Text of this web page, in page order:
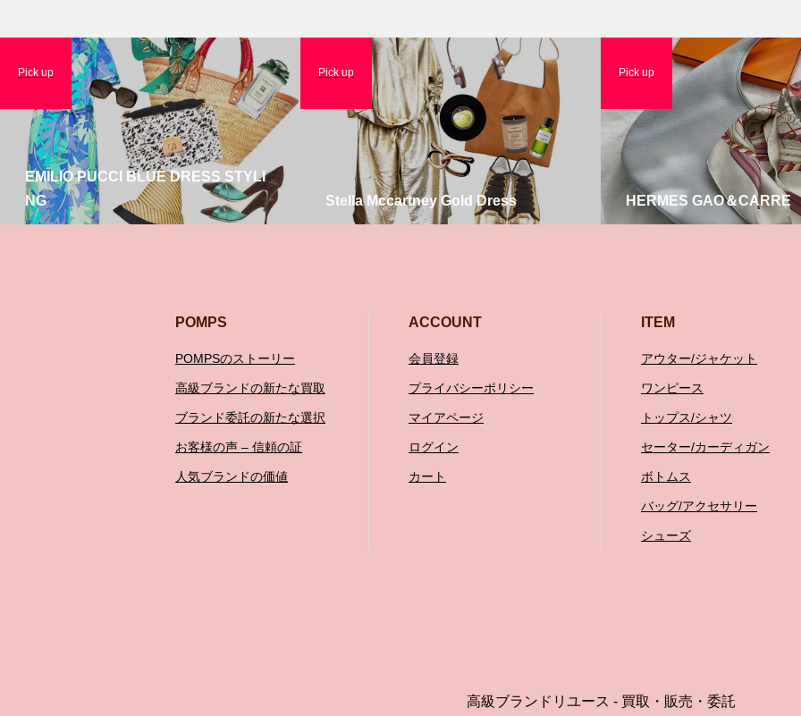
EMILIO PUCCI BLUE DRESS STYLI
NG
Pick up
Stella Mccartney Gold Dress
Pick up
HERMES GAO＆CARRE
Pick up
POMPS
POMPSのストーリー
高級ブランドの新たな買取
ブランド委託の新たな選択
お客様の声 – 信頼の証
人気ブランドの価値
ACCOUNT
会員登録
プライバシーポリシー
マイアページ
ログイン
カート
ITEM
アウター/ジャケット
ワンピース
トップス/シャツ
セーター/カーディガン
ボトムス
バッグ/アクセサリー
シューズ
高級ブランドリユース - 買取・販売・委託